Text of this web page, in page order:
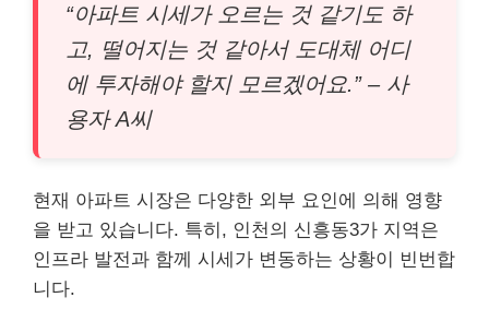
“아파트 시세가 오르는 것 같기도 하
고, 떨어지는 것 같아서 도대체 어디
에 투자해야 할지 모르겠어요.” – 사
용자 A씨
현재 아파트 시장은 다양한 외부 요인에 의해 영향
을 받고 있습니다. 특히, 인천의 신흥동3가 지역은
인프라 발전과 함께 시세가 변동하는 상황이 빈번합
니다.